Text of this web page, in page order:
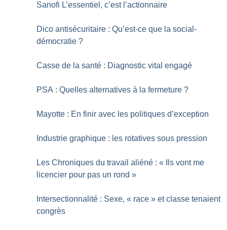
Sanofi L’essentiel, c’est l’actionnaire
Dico antisécuritaire : Qu’est-ce que la social-
démocratie ?
Casse de la santé : Diagnostic vital engagé
PSA : Quelles alternatives à la fermeture ?
Mayotte : En finir avec les politiques d’exception
Industrie graphique : les rotatives sous pression
Les Chroniques du travail aliéné : «
Ils vont me
licencier pour pas un rond »
Intersectionnalité : Sexe, « race » et classe tenaient
congrès